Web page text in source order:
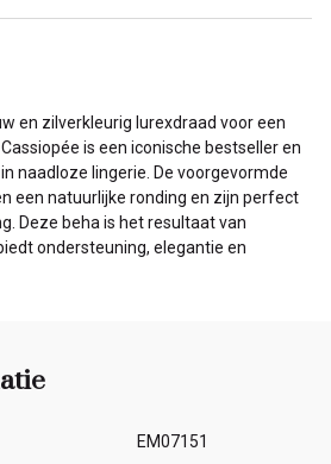
en zilverkleurig lurexdraad voor een
is een iconische bestseller en
naadloze lingerie. De voorgevormde
een natuurlijke ronding en zijn perfect
Deze beha is het resultaat van
ondersteuning, elegantie en
EM07151